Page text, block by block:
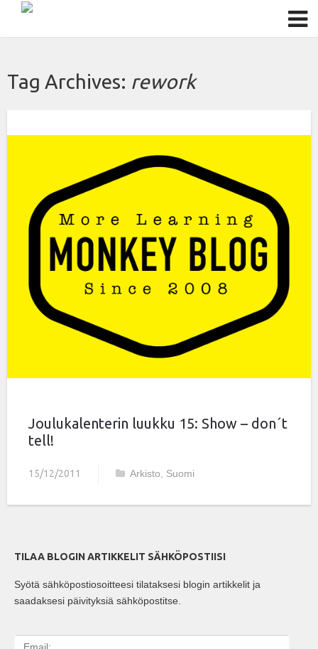
Tag Archives: rework
Joulukalenterin luukku 15: Show – don´t
tell!
15/12/2011 Arkisto, Suomi
TILAA BLOGIN ARTIKKELIT SÄHKÖPOSTIISI
Syötä sähköpostiosoitteesi tilataksesi blogin artikkelit ja
saadaksesi päivityksiä sähköpostitse.